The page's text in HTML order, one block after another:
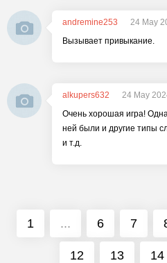
andremine253
24 May
Вызывает привыкание.
alkupers632
24 May
Очень хорошая игра!
ней были и другие типы
и т.д.
1 ... 6 7
12 13 14